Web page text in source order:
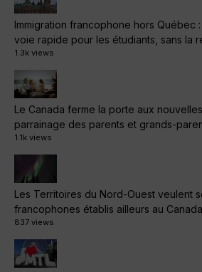
Immigration francophone hors Québec
voie rapide pour les étudiants, sans la
1.3k views
Le Canada ferme la porte aux
parrainage des parents et grands-
1.1k views
Les Territoires du Nord-Ouest veulent
francophones établis ailleurs au Canada
837 views